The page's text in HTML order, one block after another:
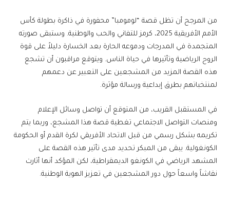
من المرجح أن تظل قصة “لومومبا” محفورة في ذاكرة بطولة كأس
الأمم الأفريقية 2025، كرمز للتفاني والحب والوطنية. وستبقى صورته
المتجمدة في المدرجات ودموعه الحارة بعد الخسارة دليلاً على قوة
الروح الرياضية وتأثيرها في حياة الناس. ويتوقع مراقبون أن تشجع
هذه القصة المزيد من المشجعين على التعبير عن دعمهم
لمنتخباتهم بطرق إبداعية ورسالة مؤثرة.
في المستقبل القريب، من المتوقع أن تواصل وسائل الإعلام
ومنصات التواصل الاجتماعي تغطية قصة هذا المشجع، وربما يتم
تكريمه بشكل رسمي من قبل الاتحاد الأفريقي لكرة القدم أو الحكومة
الكونغولية. يبقى من المبكر تحديد مدى تأثير هذه القصة على
المشهد الرياضي في الكونغو الديمقراطية، لكن المؤكد أنها أثارت
نقاشاً واسعاً حول دور المشجعين في تعزيز الهوية الوطنية.